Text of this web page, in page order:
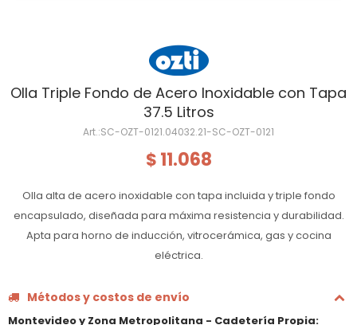
Olla Triple Fondo de Acero Inoxidable con Tapa
37.5 Litros
SC-OZT-0121.04032.21-SC-OZT-0121
$ 11.068
Olla alta de acero inoxidable con tapa incluida y triple fondo
encapsulado, diseñada para máxima resistencia y durabilidad.
Apta para horno de inducción, vitrocerámica, gas y cocina
eléctrica.
Métodos y costos de envío
Montevideo y Zona Metropolitana - Cadetería Propia: